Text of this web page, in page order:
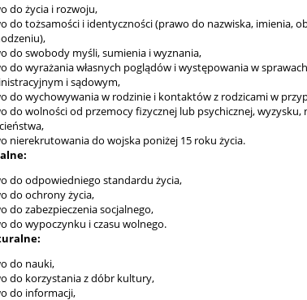
do życia i rozwoju,
do tożsamości i identyczności (prawo do nazwiska, imienia,
do swobody myśli, sumienia i wyznania,
do wyrażania własnych poglądów i występowania w
i sądowym,
do wychowywania w rodzinie i kontaktów z rodzicami w
do wolności od przemocy fizycznej lub psychicznej, wyzysku,
nierekrutowania do wojska poniżej 15 roku życia.
do odpowiedniego standardu życia,
do ochrony życia,
do zabezpieczenia socjalnego,
do wypoczynku i czasu wolnego.
do nauki,
do korzystania z dóbr kultury,
do informacji,